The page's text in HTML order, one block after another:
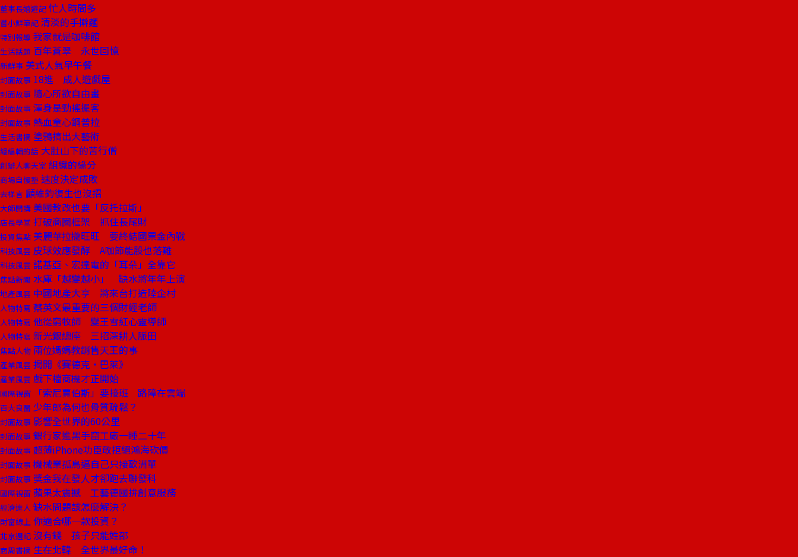
董事長嬉遊記 忙人時間多
嘗小鮮筆記 清淡的手擀麵
特別報導 我家就是咖啡館
生活話題 百年蒼翠 永世回憶
新鮮事 美式人氣早午餐
封面故事 18進 成人遊戲屋
封面故事 隨心所欲自由畫
封面故事 渾身是勁搖擺客
封面故事 熱血童心鋼普拉
生活書摘 塗鴉搞出大藝術
總編輯的話 大肚山下的苦行僧
創辦人聊天室 組織的緣分
商場自慢塾 速度決定成敗
去梯言 顧維鈞復生也沒招
大師開講 美國教改也要「反托拉斯」
店長學堂 打破商圈框架 抓住長尾財
投資焦點 美麗華拉攏旺旺 要終結國票金內戰
科技風雲 皮球效應發酵 A咖節能股也落難
科技風雲 諾基亞、宏達電的「耳朵」全靠它
焦點新聞 水庫「越變越小」 缺水將年年上演
地產風雲 中國地產大亨 將來台打造陸企村
人物特寫 蔡英文最重要的三個財經老師
人物特寫 他從窮牧師 變王雪紅心靈導師
人物特寫 新光銀總座 三招深耕人脈田
焦點人物 兩位媽媽教銷售天王的事
產業風雲 揭開《賽德克‧巴萊》
產業風雲 戲下檔商機才正開始
國際視窗 「索尼賈伯斯」要接班 路障在雲端
百大良醫 少年郎為何也骨質疏鬆？
封面故事 影響全世界的60公里
封面故事 銀行家進黑手窟工廠一睡二十年
封面故事 超薄iPhone功臣敢拒絕鴻海砍價
封面故事 機械業孤鳥逼自己只接歐洲單
封面故事 獎金我在發人才卻跑去聯發科
國際視窗 蘋果太震撼 工藝德國拚創意服務
經濟達人 缺水問題該怎麼解決？
財富線上 你適合哪一款投資？
北京週記 沒有錢 孩子只能姓邵
商周書摘 生在北韓 全世界最好命！